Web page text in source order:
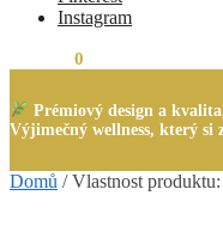
Instagram
0
Prémiový design a
Výjimečný wellness, který si
Domů /Vlastnost